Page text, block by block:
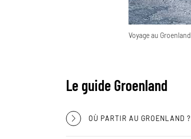
Voyage au Groenland
Le guide Groenland
OÙ PARTIR AU GROENLAND ?